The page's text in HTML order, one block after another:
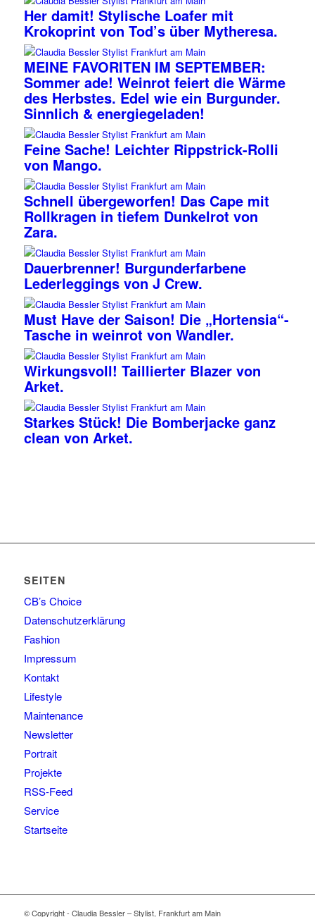
Her damit! Stylische Loafer mit
Krokoprint von Tod’s über Mytheresa.
MEINE FAVORITEN IM SEPTEMBER:
Sommer ade! Weinrot feiert die Wärme
des Herbstes. Edel wie ein Burgunder.
Sinnlich & energiegeladen!
Feine Sache! Leichter Rippstrick-Rolli
von Mango.
Schnell übergeworfen! Das Cape mit
Rollkragen in tiefem Dunkelrot von
Zara.
Dauerbrenner! Burgunderfarbene
Lederleggings von J Crew.
Must Have der Saison! Die „Hortensia“-
Tasche in weinrot von Wandler.
Wirkungsvoll! Taillierter Blazer von
Arket.
Starkes Stück! Die Bomberjacke ganz
clean von Arket.
SEITEN
CB’s Choice
Datenschutzerklärung
Fashion
Impressum
Kontakt
Lifestyle
Maintenance
Newsletter
Portrait
Projekte
RSS-Feed
Service
Startseite
© Copyright - Claudia Bessler – Stylist, Frankfurt am Main